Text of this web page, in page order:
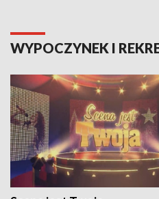
WYPOCZYNEK I